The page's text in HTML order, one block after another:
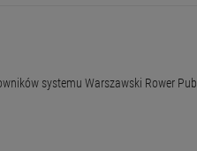
systemu Warszawski Rower